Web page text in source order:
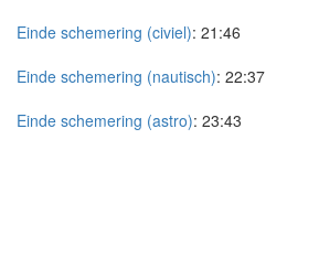
Einde schemering (civiel): 21:46
Einde schemering (nautisch): 22:37
Einde schemering (astro): 23:43